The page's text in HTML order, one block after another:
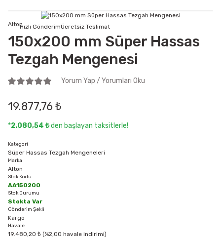
Hızlı GönderimÜcretsiz Teslimat
Alton
150x200 mm Süper Hassas
Tezgah Mengenesi
Yorum Yap / Yorumları Oku
19.877,76 ₺
*2.080,54 ₺den başlayan taksitlerle!
Kategori
Süper Hassas Tezgah Mengeneleri
Marka
Alton
Stok Kodu
AA150200
Stok Durumu
Stokta Var
Gönderim Şekli
Kargo
Havale
19.480,20 ₺ (%2,00 havale indirimi)